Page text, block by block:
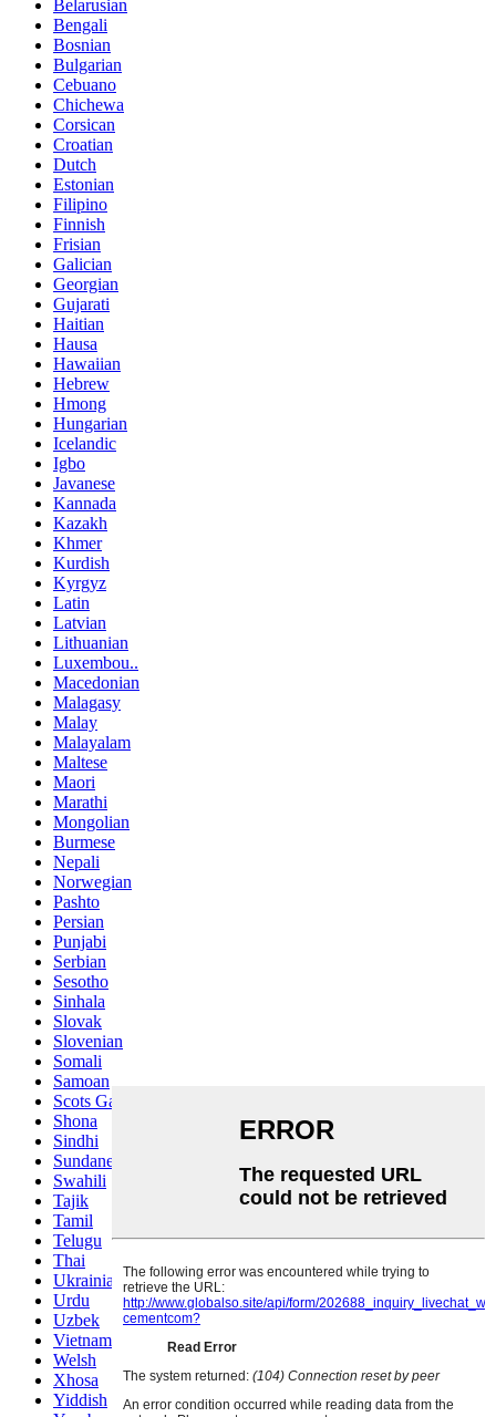
Belarusian
Bengali
Bosnian
Bulgarian
Cebuano
Chichewa
Corsican
Croatian
Dutch
Estonian
Filipino
Finnish
Frisian
Galician
Georgian
Gujarati
Haitian
Hausa
Hawaiian
Hebrew
Hmong
Hungarian
Icelandic
Igbo
Javanese
Kannada
Kazakh
Khmer
Kurdish
Kyrgyz
Latin
Latvian
Lithuanian
Luxembou..
Macedonian
Malagasy
Malay
Malayalam
Maltese
Maori
Marathi
Mongolian
Burmese
Nepali
Norwegian
Pashto
Persian
Punjabi
Serbian
Sesotho
Sinhala
Slovak
Slovenian
Somali
Samoan
Scots Gaelic
Shona
Sindhi
Sundanese
Swahili
Tajik
Tamil
Telugu
Thai
Ukrainian
Urdu
Uzbek
Vietnamese
Welsh
Xhosa
Yiddish